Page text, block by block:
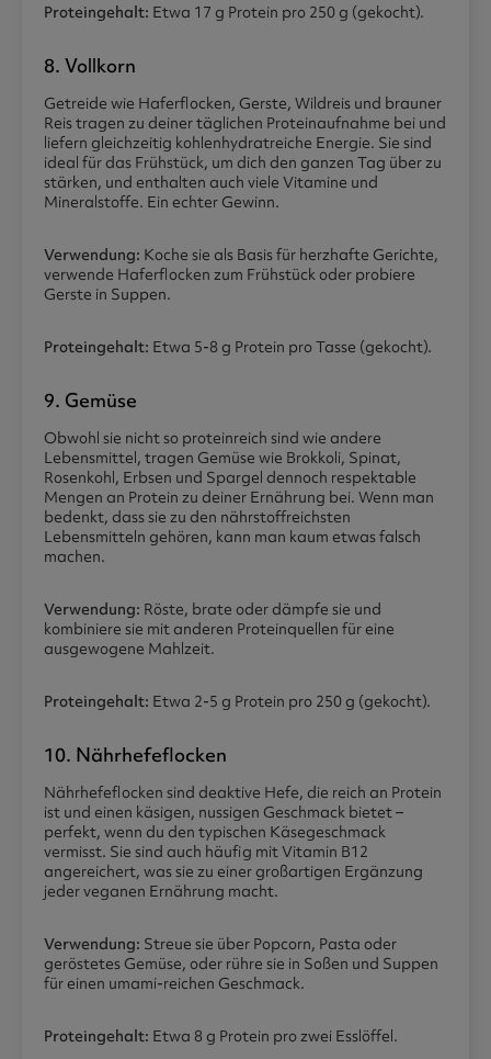
Proteingehalt: Etwa 17 g Protein pro 250 g (gekocht).
8. Vollkorn
Getreide wie Haferflocken, Gerste, Wildreis und brauner
Reis tragen zu deiner täglichen Proteinaufnahme bei und
liefern gleichzeitig kohlenhydratreiche Energie. Sie sind
ideal für das Frühstück, um dich den ganzen Tag über zu
stärken, und enthalten auch viele Vitamine und
Mineralstoffe. Ein echter Gewinn.
Verwendung: Koche sie als Basis für herzhafte Gerichte,
verwende Haferflocken zum Frühstück oder probiere
Gerste in Suppen.
Proteingehalt: Etwa 5-8 g Protein pro Tasse (gekocht).
9. Gemüse
Obwohl sie nicht so proteinreich sind wie andere
Lebensmittel, tragen Gemüse wie Brokkoli, Spinat,
Rosenkohl, Erbsen und Spargel dennoch respektable
Mengen an Protein zu deiner Ernährung bei. Wenn man
bedenkt, dass sie zu den nährstoffreichsten
Lebensmitteln gehören, kann man kaum etwas falsch
machen.
Verwendung: Röste, brate oder dämpfe sie und
kombiniere sie mit anderen Proteinquellen für eine
ausgewogene Mahlzeit.
Proteingehalt: Etwa 2-5 g Protein pro 250 g (gekocht).
10. Nährhefeflocken
Nährhefeflocken sind deaktive Hefe, die reich an Protein
ist und einen käsigen, nussigen Geschmack bietet –
perfekt, wenn du den typischen Käsegeschmack
vermisst. Sie sind auch häufig mit Vitamin B12
angereichert, was sie zu einer großartigen Ergänzung
jeder veganen Ernährung macht.
Verwendung: Streue sie über Popcorn, Pasta oder
geröstetes Gemüse, oder rühre sie in Soßen und Suppen
für einen umami-reichen Geschmack.
Proteingehalt: Etwa 8 g Protein pro zwei Esslöffel.